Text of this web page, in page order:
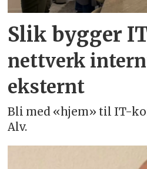
Slik bygger
nettverk
eksternt
Bli med «hjem» til IT-
Alv.